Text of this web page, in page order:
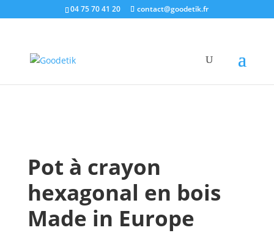
04 75 70 41 20 contact@goodetik.fr
e-shop/Made in Europe Objets made in Europe
Pot à crayon
hexagonal en bois
Made in Europe